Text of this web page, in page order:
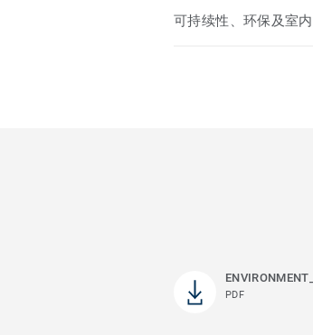
可持续性、环保及室
PDF